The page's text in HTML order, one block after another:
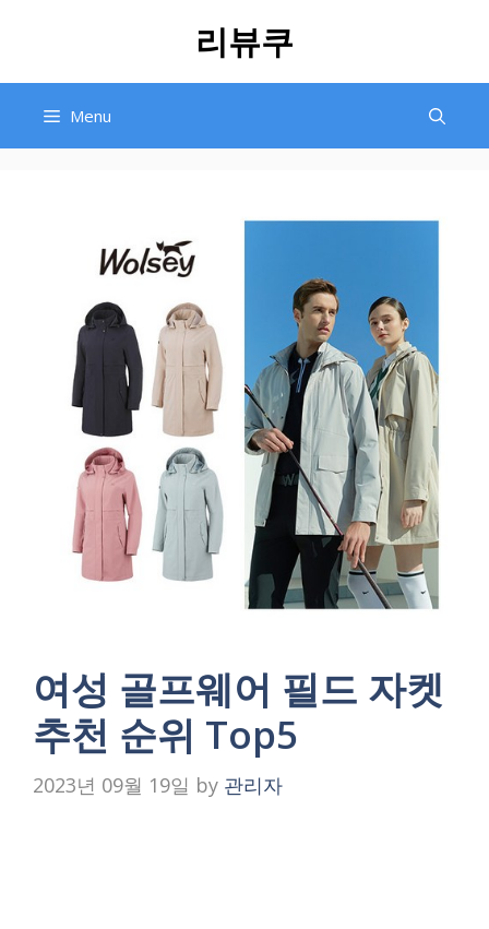
리뷰쿠
Menu
여성 골프웨어 필드 자켓
추천 순위 Top5
2023년 09월 19일 by 관리자